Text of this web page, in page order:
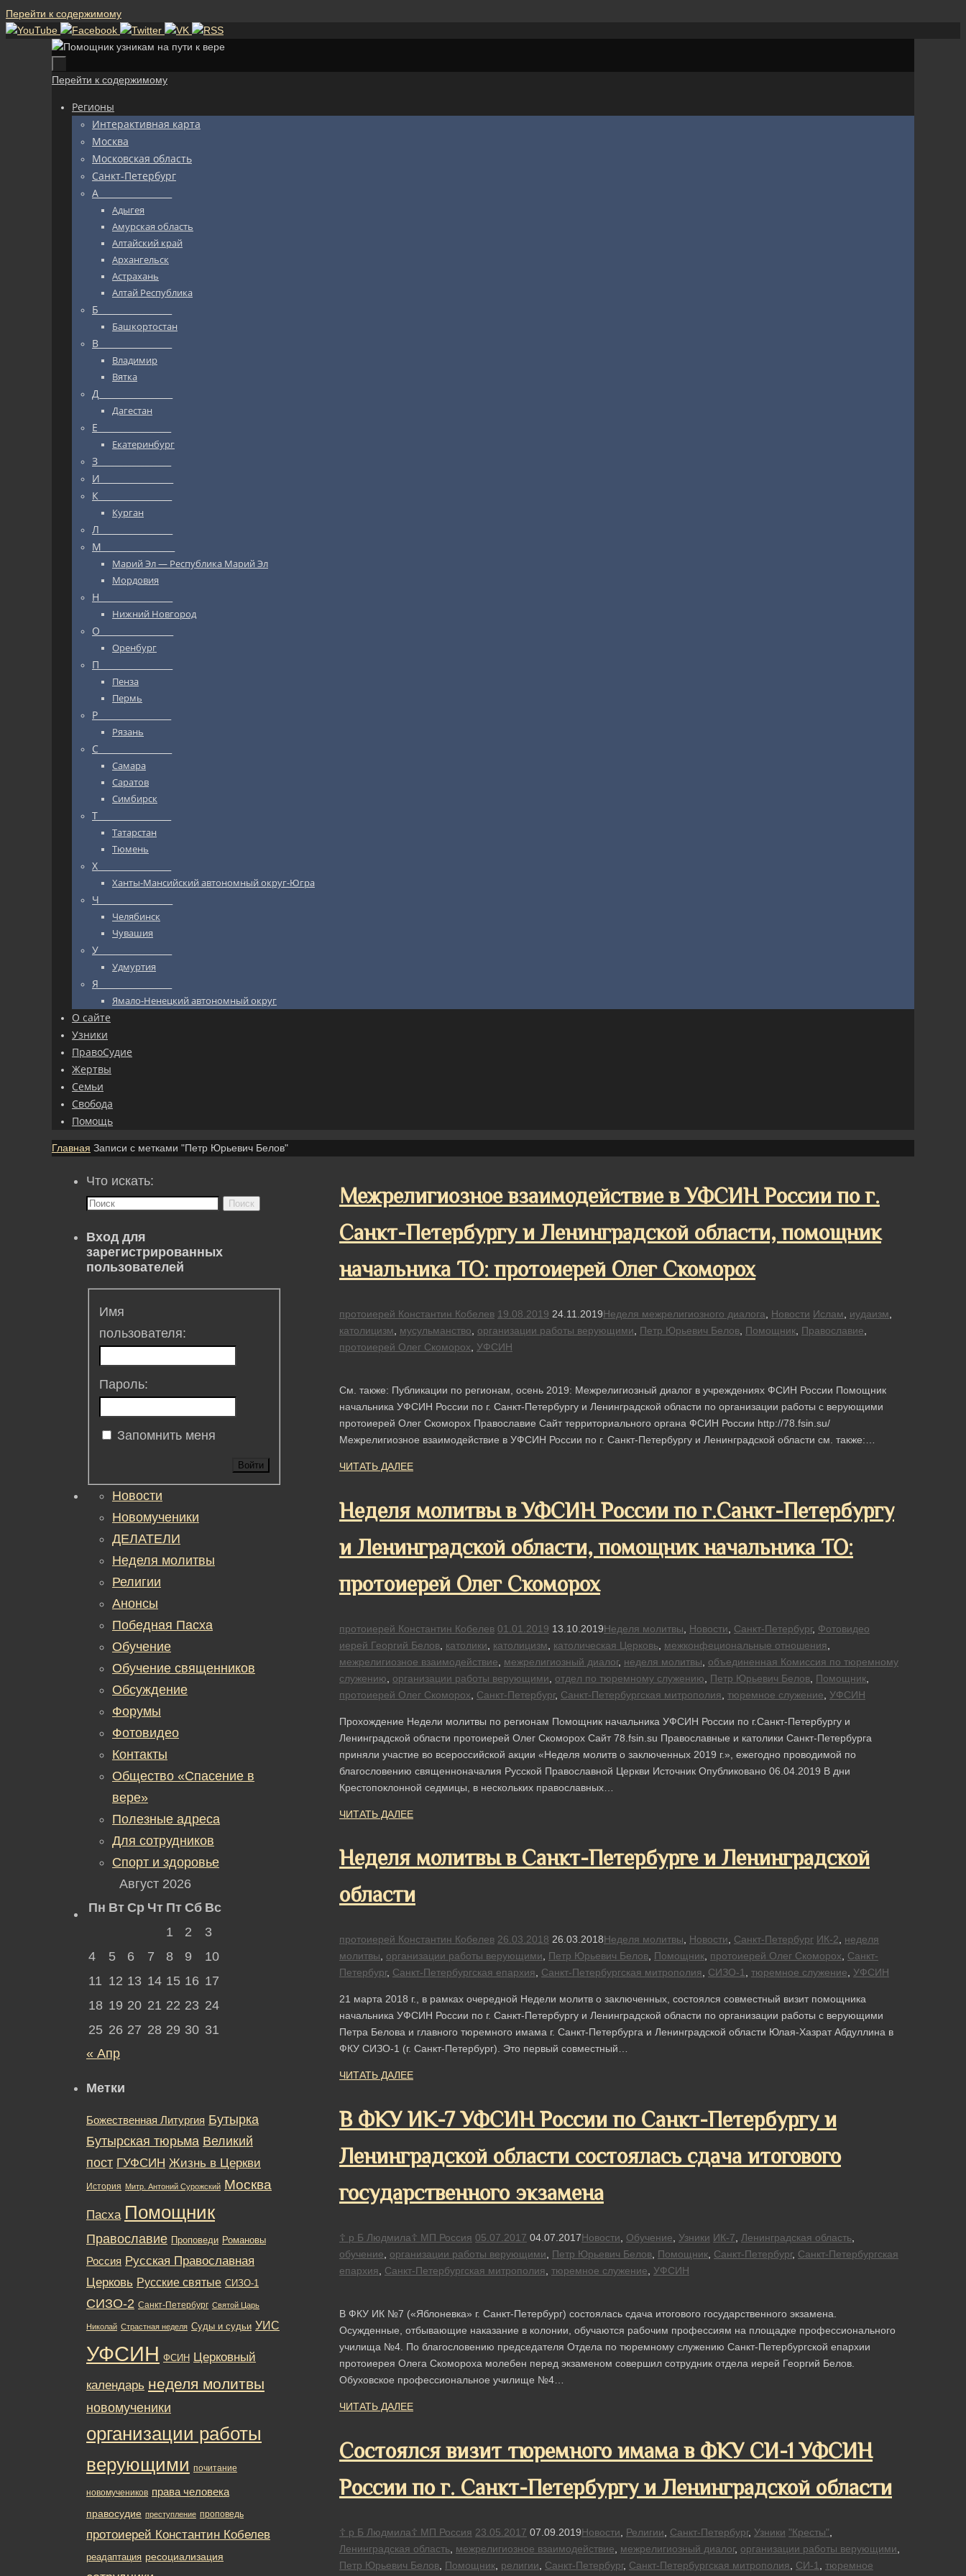
Перейти к содержимому
Перейти к содержимому
Регионы
Интерактивная карта
Москва
Московская область
Санкт-Петербург
А_________________
Адыгея
Амурская область
Алтайский край
Архангельск
Астрахань
Алтай Республика
Б_________________
Башкортостан
В_________________
Владимир
Вятка
Д_________________
Дагестан
Е_________________
Екатеринбург
З_________________
И_________________
К_________________
Курган
Л_________________
М_________________
Марий Эл — Республика Марий Эл
Мордовия
Н_________________
Нижний Новгород
О_________________
Оренбург
П_________________
Пенза
Пермь
Р_________________
Рязань
С_________________
Самара
Саратов
Симбирск
Т_________________
Татарстан
Тюмень
Х_________________
Ханты-Мансийский автономный округ-Югра
Ч_________________
Челябинск
Чувашия
У_________________
Удмуртия
Я_________________
Ямало-Ненецкий автономный округ
О сайте
Узники
ПравоСудие
Жертвы
Семьи
Свобода
Помощь
Главная Записи с метками "Петр Юрьевич Белов"
Межрелигиозное взаимодействие в УФСИН России по г.
Санкт-Петербургу и Ленинградской области, помощник
начальника ТО: протоиерей Олег Скоморох
протоиерей Константин Кобелев 19.08.2019 24.11.2019Неделя межрелигиозного диалога Новости Ислам иудаизм
католицизм
мусульманство организации работы верующими Петр Юрьевич Белов Помощник Православие
протоиерей Олег Скоморох
УФСИН
См. также: Публикации по регионам, осень 2019: Межрелигиозный диалог в учреждениях ФСИН России Помощник
начальника УФСИН России по г. Санкт-Петербургу и Ленинградской области по организации работы с верующими
протоиерей Олег Скоморох Православие Сайт территориального органа ФСИН России http://78.fsin.su/
Межрелигиозное взаимодействие в УФСИН России по г. Санкт-Петербургу и Ленинградской области см. также:…
ЧИТАТЬ ДАЛЕЕ
Неделя молитвы в УФСИН России по г.Санкт-Петербургу
и Ленинградской области, помощник начальника ТО:
протоиерей Олег Скоморох
протоиерей Константин Кобелев 01.01.2019 13.10.2019Неделя молитвы Новости Санкт-Петербург, Фотовидео
иерей Георгий Белов католики католицизм католическая Церковь межконфециональные отношения
межрелигиозное взаимодействие
межрелигиозный диалог, неделя молитвы
объединенная Комиссия по тюремному
служению
организации работы верующими отдел по тюремному служению Петр Юрьевич Белов Помощник
протоиерей Олег Скоморох
Санкт-Петербург, Санкт-Петербургская митрополия тюремное служение УФСИН
Прохождение Недели молитвы по регионам Помощник начальника УФСИН России по г.Санкт-Петербургу и
Ленинградской области протоиерей Олег Скоморох Сайт 78.fsin.su Православные и католики Санкт-Петербурга
приняли участие во всероссийской акции «Неделя молитв о заключенных 2019 г.», ежегодно проводимой по
благословению священноначалия Русской Православной Церкви Источник Опубликовано 06.04.2019 В дни
Крестопоклонной седмицы, в нескольких православных…
ЧИТАТЬ ДАЛЕЕ
Неделя молитвы в Санкт-Петербурге и Ленинградской
области
протоиерей Константин Кобелев 26.03.2018 26.03.2018Неделя молитвы, Новости, Санкт-Петербург ИК-2, неделя
молитвы, организации работы верующими, Петр Юрьевич Белов, Помощник, протоиерей Олег Скоморох, Санкт-
Петербург, Санкт-Петербургская епархия, Санкт-Петербургская митрополия, СИЗО-1, тюремное служение, УФСИН
21 марта 2018 г., в рамках очередной Недели молитв о заключенных, состоялся совместный визит помощника
начальника УФСИН России по г. Санкт-Петербургу и Ленинградской области по организации работы с верующими
Петра Белова и главного тюремного имама г. Санкт-Петербурга и Ленинградской области Юлая-Хазрат Абдуллина в
ФКУ СИЗО-1 (г. Санкт-Петербург). Это первый совместный…
ЧИТАТЬ ДАЛЕЕ
В ФКУ ИК-7 УФСИН России по Санкт-Петербургу и
Ленинградской области состоялась сдача итогового
государственного экзамена
☦ р Б Людмила☦ МП Россия 05.07.2017 04.07.2017Новости Обучение Узники ИК-7 Ленинградская область
обучение
организации работы верующими Петр Юрьевич Белов Помощник Санкт-Петербург, Санкт-Петербургская
епархия
Санкт-Петербургская митрополия тюремное служение УФСИН
В ФКУ ИК №7 («Яблоневка» г. Санкт-Петербург) состоялась сдача итогового государственного экзамена.
Осужденные, отбывающие наказание в колонии, обучаются рабочим профессиям на площадке профессионального
училища №4. По благословению председателя Отдела по тюремному служению Санкт-Петербургской епархии
протоиерея Олега Скомороха молебен перед экзаменом совершил сотрудник отдела иерей Георгий Белов.
Обуховское профессиональное училище №4…
ЧИТАТЬ ДАЛЕЕ
Состоялся визит тюремного имама в ФКУ СИ-1 УФСИН
России по г. Санкт-Петербургу и Ленинградской области
☦ р Б Людмила☦ МП Россия 23.05.2017 07.09.2019Новости Религии Санкт-Петербург, Узники "Кресты"
Ленинградская область межрелигиозное взаимодействие межрелигиозный диалог, организации работы верующими
Петр Юрьевич Белов Помощник религии Санкт-Петербург, Санкт-Петербургская митрополия СИ-1
тюремное
Что искать:
Поиск
Вход для
зарегистрированных
пользователей
Имя
пользователя:
Пароль:
Запомнить меня
Войти
Новости
Новомученики
ДЕЛАТЕЛИ
Неделя молитвы
Религии
Анонсы
Победная Пасха
Обучение
Обучение священников
Обсуждение
Форумы
Фотовидео
Контакты
Общество «Спасение в
вере»
Полезные адреса
Для сотрудников
Спорт и здоровье
Август 2026
Пн Вт Ср Чт Пт Сб Вс
1
2
3
4
5 6 7 8 9
10
11 12 13 14 15 16 17
18 19 20 21 22 23 24
25 26 27 28 29 30 31
« Апр
Метки
Божественная Литургия Бутырка
Бутырская тюрьма Великий
пост ГУФСИН Жизнь в Церкви
История Митр. Антоний Сурожский Москва
Пасха Помощник
Православие Проповеди Романовы
Россия Русская Православная
Церковь Русские святые СИЗО-1
СИЗО-2 Санкт-Петербург Святой Царь
Николай Страстная неделя Суды и судьи УИС
УФСИН ФСИН Церковный
календарь неделя молитвы
новомученики
организации работы
верующими почитание
новомучеников права человека
правосудие преступление проповедь
протоиерей Константин Кобелев
реадаптация ресоциализация